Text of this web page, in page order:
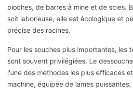
pioches, de barres à mine et de scies.
soit laborieuse, elle est écologique et
précise des racines.
Pour les souches plus importantes, les
sont souvent privilégiées. Le
l'une des méthodes les plus efficaces
machine, équipée de lames